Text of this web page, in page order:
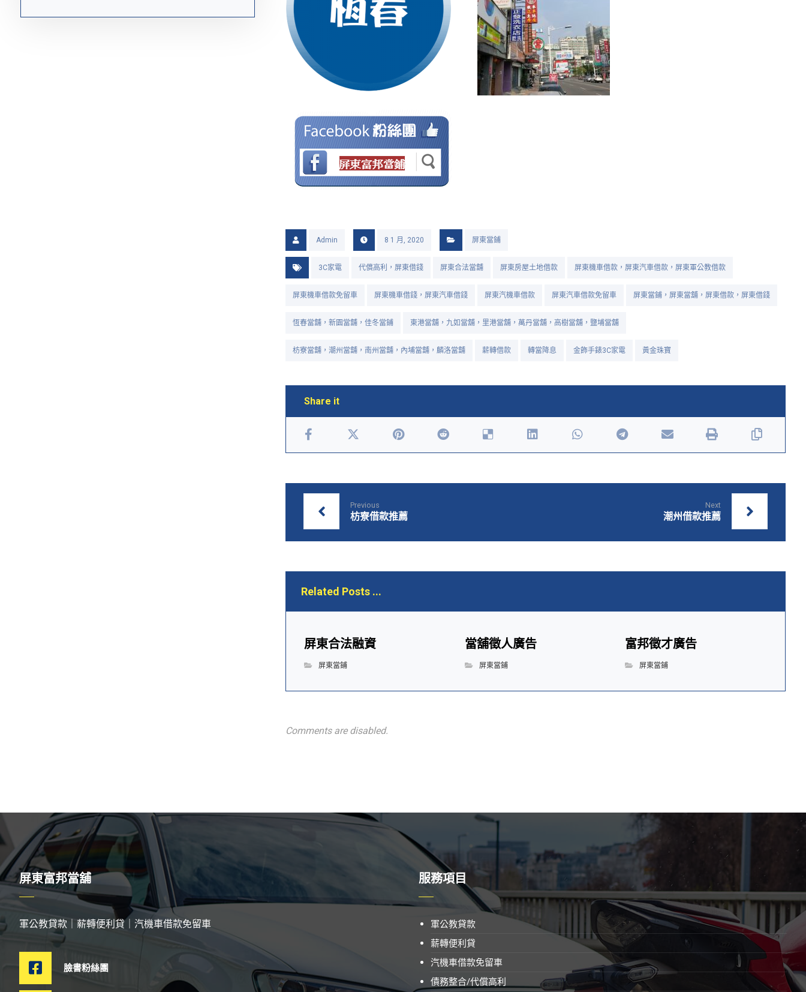
Admin 8 1 月, 2020 屏東當鋪
3C家電 代償高利，屏東借錢 屏東合法當舖 屏東房屋土地借款 屏東機車借款，屏東汽車借款，屏東軍公教借款
屏東機車借款免留車 屏東機車借錢，屏東汽車借錢 屏東汽機車借款 屏東汽車借款免留車 屏東當鋪，屏東當舖，屏東借款，屏東借錢
恆春當舖，新園當舖，佳冬當鋪 東港當舖，九如當舖，里港當舖，萬丹當舖，高樹當舖，鹽埔當舖
枋寮當舖，潮州當舖，南州當舖，內埔當舖，麟洛當舖 薪轉借款 轉當降息 金飾手錶3C家電 黃金珠寶
Previous
枋寮借款推薦
Next
潮州借款推薦
Related Posts ...
屏東合法融資
屏東當鋪
當舖徵人廣告
屏東當鋪
富邦徵才廣告
屏東當鋪
Comments are disabled.
屏東富邦當舖
軍公教貸款｜薪轉便利貸｜汽機車借款免留車
臉書粉絲團
服務項目
軍公教貸款
薪轉便利貸
汽機車借款免留車
債務整合/代償高利